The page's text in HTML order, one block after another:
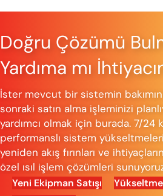
Doğru Çözümü
Yardıma mı
İster mevcut bir sistemin
sonraki satın alma işleminizi
yardımcı olmak için burada. 7/
performanslı sistem
yeniden akış fırınları ve
özel ısıl işlem çözümleri
Yeni Ekipman Satışı